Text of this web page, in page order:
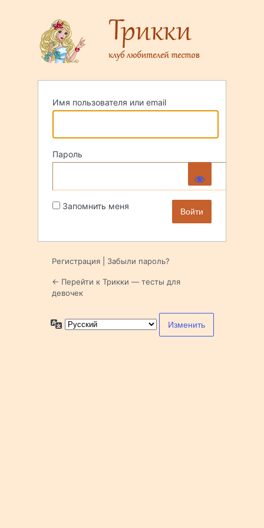
Имя пользователя или email
Пароль
Запомнить меня
Регистрация Забыли пароль?
← Перейти к Трикки — тесты для
девочек
Язык